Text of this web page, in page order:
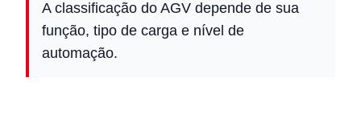
A classificação do AGV depende de sua
função, tipo de carga e nível de
automação.